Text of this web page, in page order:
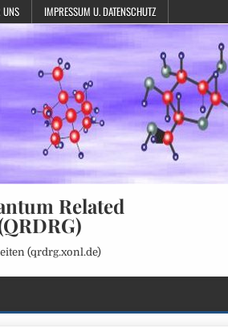
UNS IMPRESSUM U. DATENSCHUTZ
Related
(qrdrg.xonl.de)